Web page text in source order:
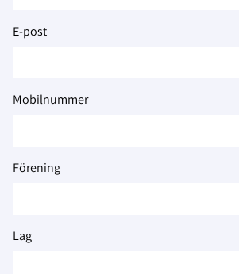
E-post
Mobilnummer
Förening
Lag